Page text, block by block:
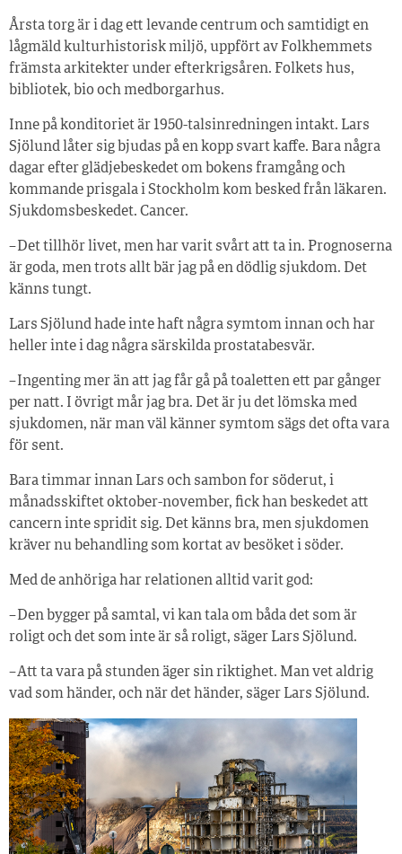
Årsta torg är i dag ett levande centrum och samtidigt en
lågmäld kulturhistorisk miljö, uppfört av Folkhemmets
främsta arkitekter under efterkrigsåren. Folkets hus,
bibliotek, bio och medborgarhus.
Inne på konditoriet är 1950-talsinredningen intakt. Lars
Sjölund låter sig bjudas på en kopp svart kaffe. Bara några
dagar efter glädjebeskedet om bokens framgång och
kommande prisgala i Stockholm kom besked från läkaren.
Sjukdomsbeskedet. Cancer.
– Det tillhör livet, men har varit svårt att ta in. Prognoserna
är goda, men trots allt bär jag på en dödlig sjukdom. Det
känns tungt.
Lars Sjölund hade inte haft några symtom innan och har
heller inte i dag några särskilda prostatabesvär.
– Ingenting mer än att jag får gå på toaletten ett par gånger
per natt. I övrigt mår jag bra. Det är ju det lömska med
sjukdomen, när man väl känner symtom sägs det ofta vara
för sent.
Bara timmar innan Lars och sambon for söderut, i
månadsskiftet oktober-november, fick han beskedet att
cancern inte spridit sig. Det känns bra, men sjukdomen
kräver nu behandling som kortat av besöket i söder.
Med de anhöriga har relationen alltid varit god:
– Den bygger på samtal, vi kan tala om båda det som är
roligt och det som inte är så roligt, säger Lars Sjölund.
– Att ta vara på stunden äger sin riktighet. Man vet aldrig
vad som händer, och när det händer, säger Lars Sjölund.